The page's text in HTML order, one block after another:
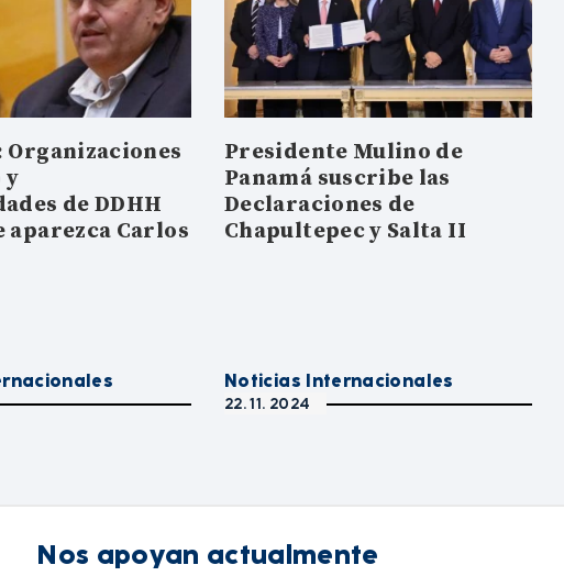
Organizaciones
y
de DDHH
aparezca Carlos
Presidente Mulino de
Panamá suscribe las
Declaraciones de
Chapultepec y Salta II
Noticias Internacionales
22. 11. 2024
Nos apoyan actualmente